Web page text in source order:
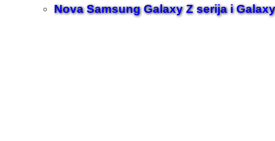
Nova Samsung Galaxy Z serija i